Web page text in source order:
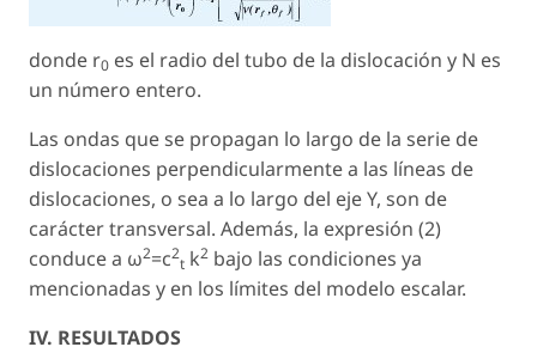
donde r0 es el radio del tubo de la dislocación y N es
un número entero.
Las ondas que se propagan lo largo de la serie de
dislocaciones perpendicularmente a las líneas de
dislocaciones, o sea a lo largo del eje Y, son de
carácter transversal. Además, la expresión (2)
conduce a ω2=c2
t k2 bajo las condiciones ya
mencionadas y en los límites del modelo escalar.
IV. RESULTADOS